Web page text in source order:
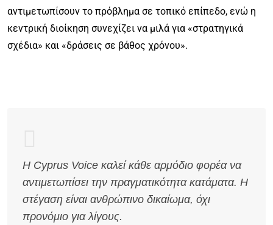
αντιμετωπίσουν το πρόβλημα σε τοπικό επίπεδο, ενώ η
κεντρική διοίκηση συνεχίζει να μιλά για «στρατηγικά
σχέδια» και «δράσεις σε βάθος χρόνου».
Η Cyprus Voice καλεί κάθε αρμόδιο φορέα να
αντιμετωπίσει την πραγματικότητα κατάματα. Η
στέγαση είναι ανθρώπινο δικαίωμα, όχι
προνόμιο για λίγους.